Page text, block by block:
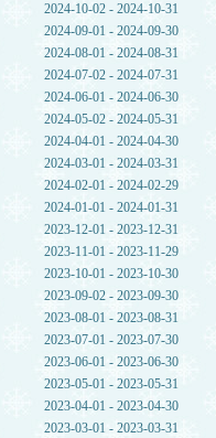
2024-10-02 - 2024-10-31
2024-09-01 - 2024-09-30
2024-08-01 - 2024-08-31
2024-07-02 - 2024-07-31
2024-06-01 - 2024-06-30
2024-05-02 - 2024-05-31
2024-04-01 - 2024-04-30
2024-03-01 - 2024-03-31
2024-02-01 - 2024-02-29
2024-01-01 - 2024-01-31
2023-12-01 - 2023-12-31
2023-11-01 - 2023-11-29
2023-10-01 - 2023-10-30
2023-09-02 - 2023-09-30
2023-08-01 - 2023-08-31
2023-07-01 - 2023-07-30
2023-06-01 - 2023-06-30
2023-05-01 - 2023-05-31
2023-04-01 - 2023-04-30
2023-03-01 - 2023-03-31